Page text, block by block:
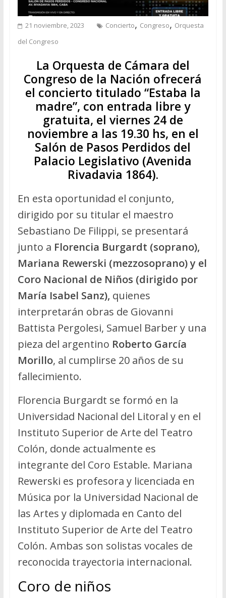
21 noviembre, 2023 Concierto, Congreso, Orquesta
del Congreso
La Orquesta de Cámara del
Congreso de la Nación ofrecerá
el concierto titulado “Estaba la
madre”, con entrada libre y
gratuita, el viernes 24 de
noviembre a las 19.30 hs, en el
Salón de Pasos Perdidos del
Palacio Legislativo (Avenida
Rivadavia 1864).
En esta oportunidad el conjunto,
dirigido por su titular el maestro
Sebastiano De Filippi, se presentará
junto a Florencia Burgardt (soprano),
Mariana Rewerski (mezzosoprano) y el
Coro Nacional de Niños (dirigido por
María Isabel Sanz), quienes
interpretarán obras de Giovanni
Battista Pergolesi, Samuel Barber y una
pieza del argentino Roberto García
Morillo, al cumplirse 20 años de su
fallecimiento.
Florencia Burgardt se formó en la
Universidad Nacional del Litoral y en el
Instituto Superior de Arte del Teatro
Colón, donde actualmente es
integrante del Coro Estable. Mariana
Rewerski es profesora y licenciada en
Música por la Universidad Nacional de
las Artes y diplomada en Canto del
Instituto Superior de Arte del Teatro
Colón. Ambas son solistas vocales de
reconocida trayectoria internacional.
Coro de niños